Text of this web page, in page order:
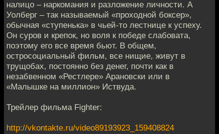
налицо – наркомания и разложение личности. А
Уолберг – так называемый «проходной боксер»,
обычная «ступенька» в чьей-то лестнице к успеху.
Он суров и крепок, но воля к победе слабовата,
поэтому его все время бьют. В общем,
остросоциальный фильм, все нищие, живут в
трущобах, постоянно без денег, почти как в
незабвенном «Рестлере» Арановски или в
«Малышке на миллион» Иствуда.
Трейлер фильма Fighter:
http://vkontakte.ru/video89193923_159408824